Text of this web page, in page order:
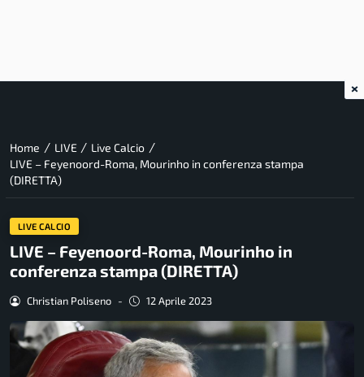
Home / LIVE / Live Calcio /
LIVE – Feyenoord-Roma, Mourinho in conferenza stampa
(DIRETTA)
LIVE CALCIO
LIVE – Feyenoord-Roma, Mourinho in
conferenza stampa (DIRETTA)
Christian Poliseno - 12 Aprile 2023
×